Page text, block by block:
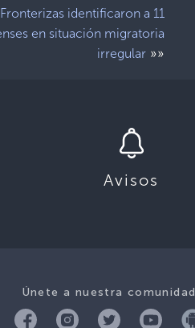
identificaron a 11
en situación migratoria
irregular»»
Avisos
Únete a nuestra comunidad